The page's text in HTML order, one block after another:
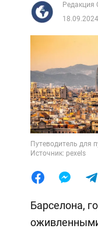
Африка
Лайфхаки
Редакция
Путеводитель для
Источник: pexels
Барселона,